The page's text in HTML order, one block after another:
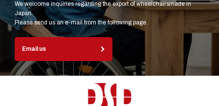
We welcome inquiries regarding the export of wheelchairsmade in
Japan.
Please send us an e-mail from the following page.
Email us